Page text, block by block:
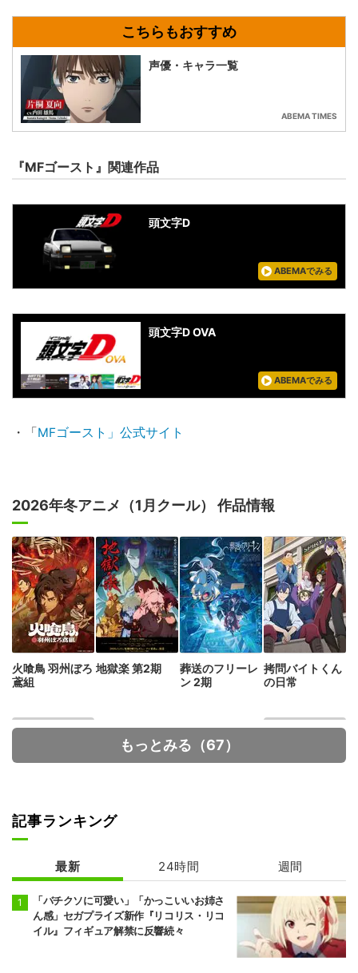
声優・キャラ一覧
ABEMA TIMES
『MFゴースト』関連作品
頭文字D
ABEMAでみる
頭文字D OVA
ABEMAでみる
・「 MFゴースト」公式サイト
2026年冬アニメ（1月クール） 作品情報
火喰鳥 羽州ぼろ
鳶組
地獄楽 第2期
葬送のフリーレ
ン 2期
拷問バイトくん
の日常
もっとみる（67）
記事ランキング
最新 24時間 週間
「バチクソに可愛い」「かっこいいお姉さ
ん感」セガプライズ新作『リコリス・リコ
イル』フィギュア解禁に反響続々